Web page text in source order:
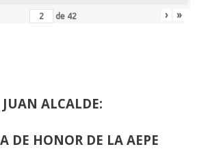
de 42 › »
JUAN ALCALDE:
DE HONOR DE LA AEPE